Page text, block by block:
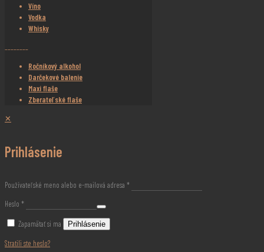
Víno
Vodka
Whisky
Ročníkový alkohol
Darčekové balenie
Maxi flaše
Zberateľské flaše
✕
Prihlásenie
Používateľské meno alebo e-mailová adresa *
Heslo *
Zapamätať si ma Prihlásenie
Stratili ste heslo?